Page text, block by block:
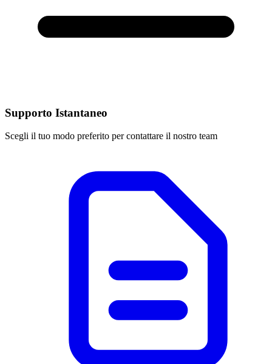
Supporto Istantaneo
Scegli il tuo modo preferito per contattare il nostro team